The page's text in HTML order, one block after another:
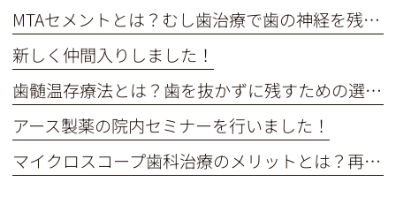
MTAセメントとは？むし歯治療で歯の神経を残す選択肢を解説
新しく仲間入りしました！
歯髄温存療法とは？歯を抜かずに残すための選択肢を解説
アース製薬の院内セミナーを行いました！
マイクロスコープ歯科治療のメリットとは？再治療を防ぎ歯を残す精密治療